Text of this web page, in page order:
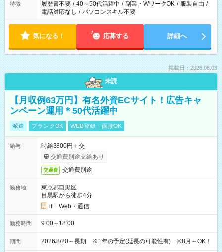
特徴 履歴書不要 / 40～50代活躍中 / 副業・WワークOK / 服装自由 /
電話対応なし / パソコンスキル不要
気になる！ 応募する 詳細へ
掲載日：2026.08.03
未読
【月収例63万円】有名外資ECサイト！広告キャ
ンペーン運用＊50代活躍中
派遣 ブランクOK WEB登録・面接OK
給与
時給3800円＋交
交通費別途支給あり
交通費 交通費別途
勤務地
東京都目黒区
目黒駅から徒歩4分
IT・Web・通信
勤務時間 9:00～18:00
期間 2026/8/20～長期 ※1年の予定(延長の可能性有) ※8月～OK！